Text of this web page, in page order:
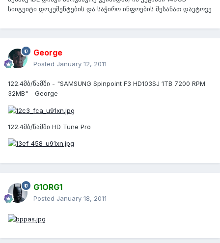
სიიგეიტი დოკუმენტების და საჭირო ინფოების შესანათ დავტოვე
George
Posted January 12, 2011
122.4მბ/წამში - "SAMSUNG Spinpoint F3 HD103SJ 1TB 7200 RPM
32MB" - George -
122.4მბ/წამში HD Tune Pro
G1ORG1
Posted January 18, 2011